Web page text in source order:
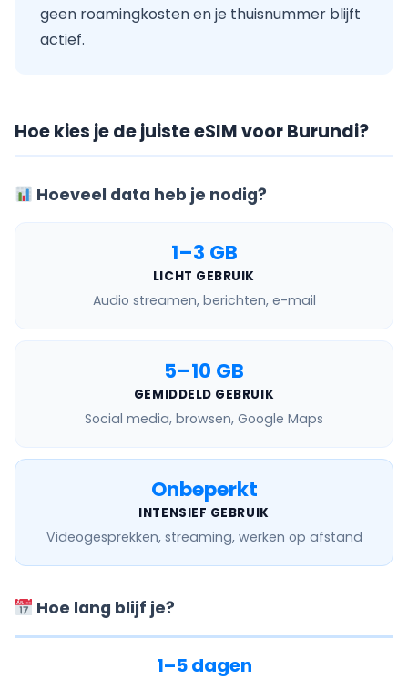
geen roamingkosten en je thuisnummer blijft
actief.
Hoe kies je de juiste eSIM voor Burundi?
Hoeveel data heb je nodig?
1–3 GB
LICHT GEBRUIK
Audio streamen, berichten, e-mail
5–10 GB
GEMIDDELD GEBRUIK
Social media, browsen, Google Maps
Onbeperkt
INTENSIEF GEBRUIK
Videogesprekken, streaming, werken op afstand
Hoe lang blijf je?
1–5 dagen